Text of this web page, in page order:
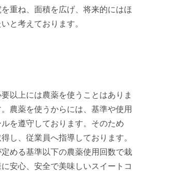
重ね、面積を広げ、将来的にはほ
と考えております。
以上には農薬を使うことはありま
農薬を使うからには、基準や使用
を遵守しております。そのため
し、従業員へ指導しております。
める基準以下の農薬使用回数で栽
安心、安全で美味しいスイートコ